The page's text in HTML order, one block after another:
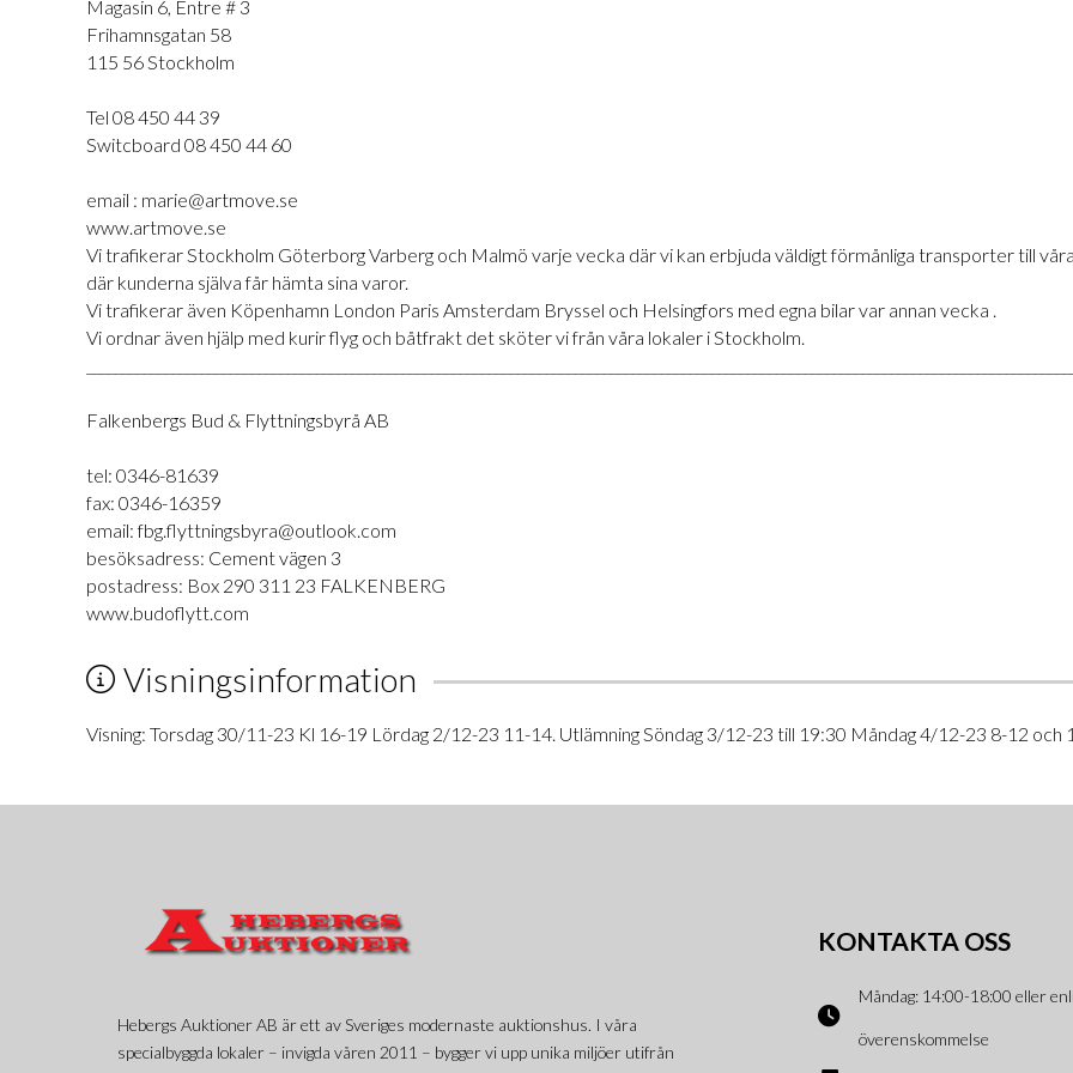
Magasin 6, Entre # 3
Frihamnsgatan 58
115 56 Stockholm
Tel 08 450 44 39
Switcboard 08 450 44 60
email : marie@artmove.se
www.artmove.se
Vi trafikerar Stockholm Göterborg Varberg och Malmö varje vecka där vi kan erbjuda väldigt förmånliga transporter till
där kunderna själva får hämta sina varor.
Vi trafikerar även Köpenhamn London Paris Amsterdam Bryssel och Helsingfors med egna bilar var annan vecka .
Vi ordnar även hjälp med kurir flyg och båtfrakt det sköter vi från våra lokaler i Stockholm.
Falkenbergs Bud & Flyttningsbyrå AB
tel: 0346-81639
fax: 0346-16359
email: fbg.flyttningsbyra@outlook.com
besöksadress: Cement vägen 3
postadress: Box 290 311 23 FALKENBERG
www.budoflytt.com
Visningsinformation
Visning: Torsdag 30/11-23 Kl 16-19 Lördag 2/12-23 11-14. Utlämning Söndag 3/12-23 till 19:30 Måndag 4/12-23 8-12 och
Hebergs Auktioner AB är ett av Sveriges modernaste auktionshus. I våra
specialbyggda lokaler – invigda våren 2011 – bygger vi upp unika miljöer utifrån
KONTAKTA OSS
Måndag: 14:00-18:00 eller
överenskommelse